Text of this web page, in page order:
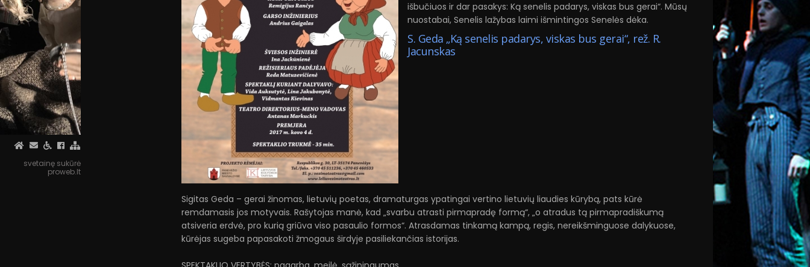
svetainę sukūrė
proweb.lt
išbučiuos ir dar pasakys: Ką senelis padarys, viskas bus gerai“. Mūsų
nuostabai, Senelis lažybas laimi išmintingos Senelės dėka.
S. Geda „Ką senelis padarys, viskas bus gerai“, rež. R.
Jacunskas
Sigitas Geda – gerai žinomas, lietuvių poetas, dramaturgas ypatingai vertino lietuvių liaudies kūrybą, pats kūrė
remdamasis jos motyvais. Rašytojas manė, kad „svarbu atrasti pirmapradę formą“, „o atradus tą pirmapradiškumą
atsiveria erdvė, pro kurią griūva viso pasaulio formos“. Atrasdamas tinkamą kampą, regis, nereikšminguose dalykuose,
kūrėjas sugeba papasakoti žmogaus širdyje pasiliekančias istorijas.